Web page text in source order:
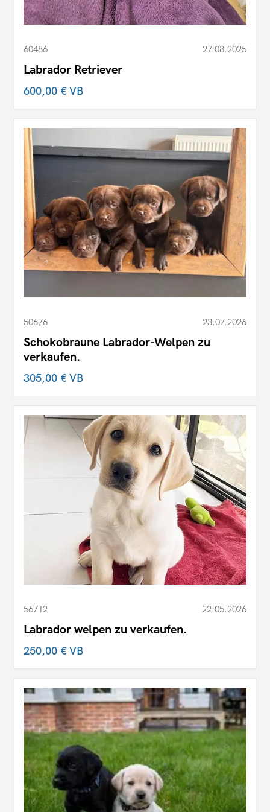
60486 27.08.2025
Labrador Retriever
600,00 €VB
50676 23.07.2026
Schokobraune Labrador-Welpen zu
verkaufen.
305,00 €VB
56712 22.05.2026
Labrador welpen zu verkaufen.
250,00 €VB